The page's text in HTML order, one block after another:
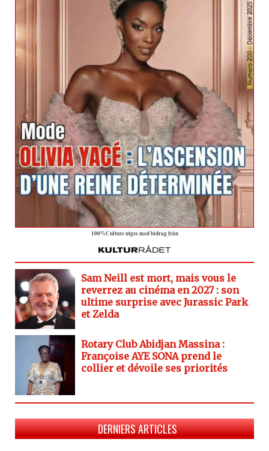
100%Culture utges med bidrag från
Sam Neill est mort, mais vous le
reverrez au cinéma en 2027 : son
ultime surprise avec Jurassic Park
et Zelda
Rotary Club Abidjan Massina :
Françoise AYE SONA prend le
collier et dévoile ses priorités
DERNIERS ARTICLES